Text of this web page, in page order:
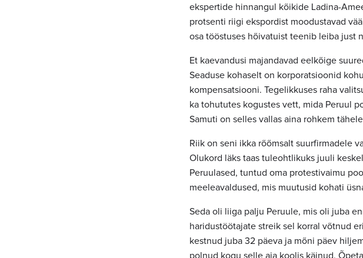
ekspertide hinnangul kõikide Ladina-
protsenti riigi ekspordist moodustavad
osa tööstuses hõivatuist teenib leiba just
Et kaevandusi majandavad eelkõige
Seaduse kohaselt on korporatsioonid
kompensatsiooni. Tegelikkuses raha
ka tohututes kogustes vett, mida Peruul
Samuti on selles vallas aina rohkem
Riik on seni ikka rõõmsalt suurfirmadele
Olukord läks taas tuleohtlikuks juuli
Peruulased, tuntud oma protestivaimu
meeleavaldused, mis muutusid kohati
Seda oli liiga palju Peruule, mis oli juba
haridustöötajate streik sel korral võtnud
kestnud juba 32 päeva ja mõni päev
polnud kogu selle aja koolis käinud.